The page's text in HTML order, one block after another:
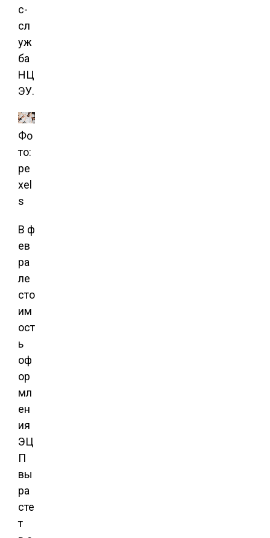
с-
сл
уж
ба
НЦ
ЭУ.
Фо
то:
pe
xel
s
В ф
ев
ра
ле
сто
им
ост
ь
оф
ор
мл
ен
ия
ЭЦ
П
вы
ра
сте
т